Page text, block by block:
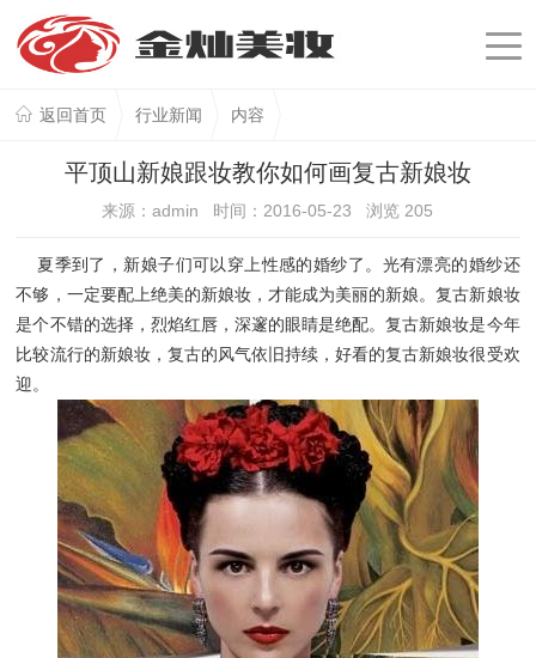
返回首页 行业新闻 内容
平顶山新娘跟妆教你如何画复古新娘妆
来源：admin 时间：2016-05-23 浏览 205
夏季到了，新娘子们可以穿上性感的婚纱了。光有漂亮的婚纱还
不够，一定要配上绝美的新娘妆，才能成为美丽的新娘。复古新娘妆
是个不错的选择，烈焰红唇，深邃的眼睛是绝配。复古新娘妆是今年
比较流行的新娘妆，复古的风气依旧持续，好看的复古新娘妆很受欢
迎。